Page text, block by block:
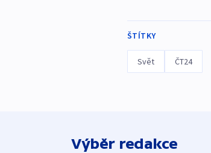
ŠTÍTKY
Svět ČT24
Výběr redakce